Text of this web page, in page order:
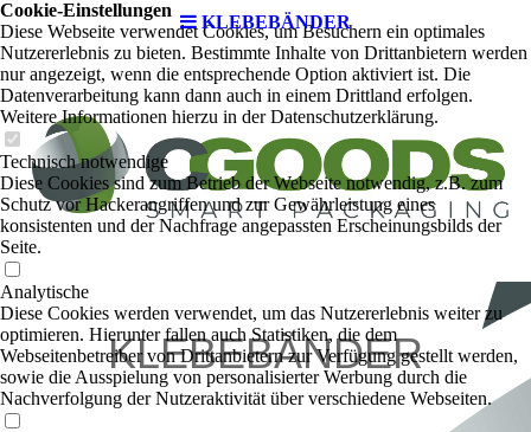
KLEBEBÄNDER
KLEBEBÄNDER
Cookie-Einstellungen
Diese Webseite verwendet Cookies, um Besuchern ein optimales
Nutzererlebnis zu bieten. Bestimmte Inhalte von Drittanbietern werden
nur angezeigt, wenn die entsprechende Option aktiviert ist. Die
Datenverarbeitung kann dann auch in einem Drittland erfolgen.
Weitere Informationen hierzu in der Datenschutzerklärung.
Technisch notwendige
Diese Cookies sind zum Betrieb der Webseite notwendig, z.B. zum
Schutz vor Hackerangriffen und zur Gewährleistung eines
konsistenten und der Nachfrage angepassten Erscheinungsbilds der
Seite.
Analytische
Diese Cookies werden verwendet, um das Nutzererlebnis weiter zu
optimieren. Hierunter fallen auch Statistiken, die dem
Webseitenbetreiber von Drittanbietern zur Verfügung gestellt werden,
sowie die Ausspielung von personalisierter Werbung durch die
Nachverfolgung der Nutzeraktivität über verschiedene Webseiten.